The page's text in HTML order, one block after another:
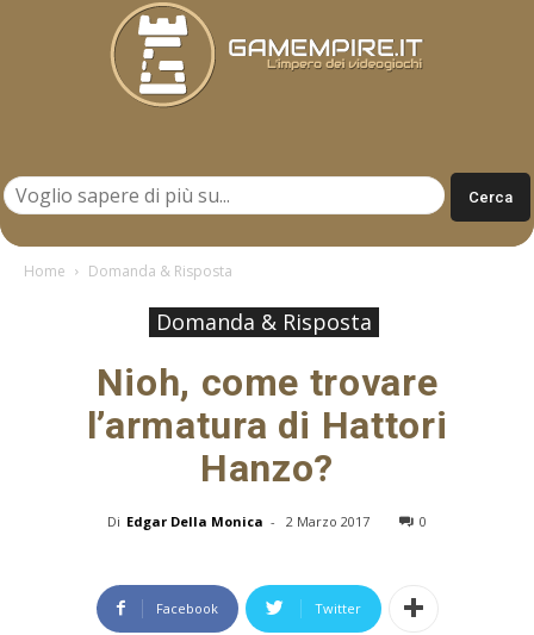
Home Domanda & Risposta
Domanda & Risposta
Nioh, come trovare
l’armatura di Hattori
Hanzo?
Di Edgar Della Monica - 2 Marzo 2017 0
Facebook Twitter